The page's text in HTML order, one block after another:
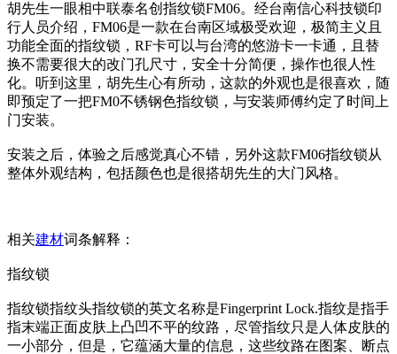
胡先生一眼相中联泰名创指纹锁FM06。经台南信心科技锁印
行人员介绍，FM06是一款在台南区域极受欢迎，极简主义且
功能全面的指纹锁，RF卡可以与台湾的悠游卡一卡通，且替
换不需要很大的改门孔尺寸，安全十分简便，操作也很人性
化。听到这里，胡先生心有所动，这款的外观也是很喜欢，随
即预定了一把FM0不锈钢色指纹锁，与安装师傅约定了时间上
门安装。
安装之后，体验之后感觉真心不错，另外这款FM06指纹锁从
整体外观结构，包括颜色也是很搭胡先生的大门风格。
相关建材词条解释：
指纹锁
指纹锁指纹头指纹锁的英文名称是Fingerprint Lock.指纹是指手
指末端正面皮肤上凸凹不平的纹路，尽管指纹只是人体皮肤的
一小部分，但是，它蕴涵大量的信息，这些纹路在图案、断点